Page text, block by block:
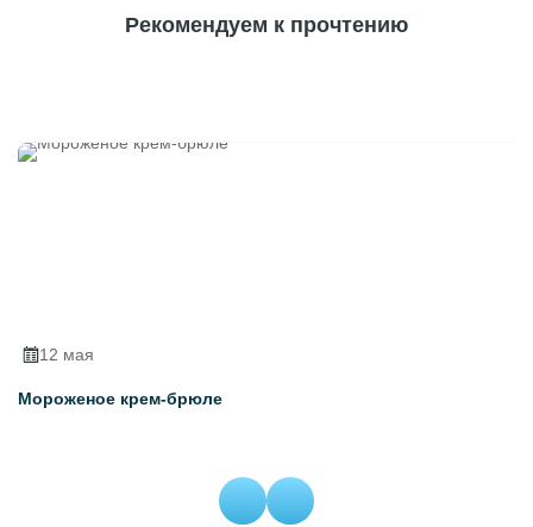
Рекомендуем к прочтению
12 мая
Мороженое крем-брюле